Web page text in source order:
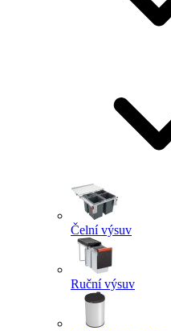
Čelní výsuv
Ruční výsuv